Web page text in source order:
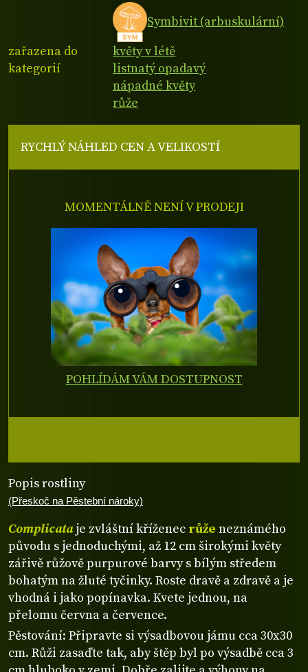
Symbivit (arbuskulární)
zařazena do
kategorií
květy v létě
listnatý opadavý
nápadné květy
růže
Popis rostliny
(Přeskoč na Pěstební nároky)
Complicata je zvláštní kříženec růže neznámého
původu s jednoduchými, až 12 cm širokými květy
zářivě růžově purpurové barvy s bílým středem
bohatým na žluté tyčinky. Roste dravě a zdravě a je
vhodná i jako popínavka. Kvete jednou, na
přelomu června a července.
Pěstování: Připravte si výsadbovou jámu cca 30x30
cm. Růži zasaďte tak, aby štěp byl po výsadbě cca 3
RYCHLÝ NÁHLED CEN A VELIKOSTÍ
MOMENTÁLNĚ NENÍ V PRODEJI
POHLÍDÁM VÁM DOSTUPNOST